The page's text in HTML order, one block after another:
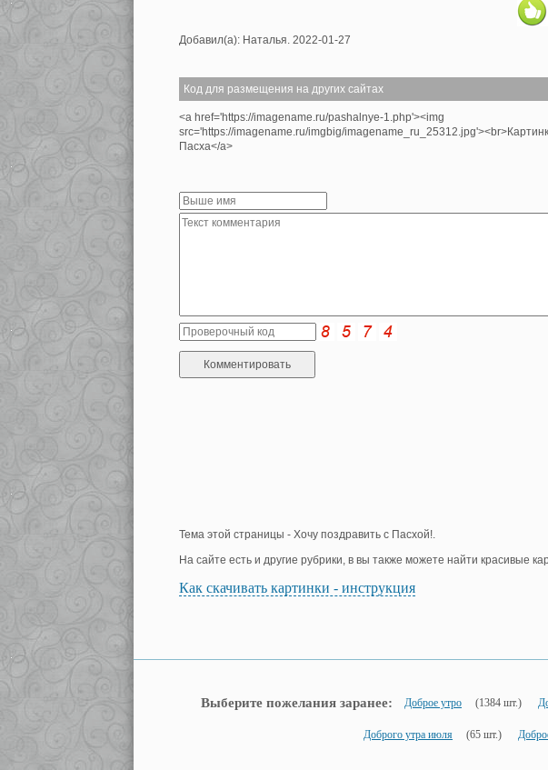
Добавил(а): Наталья. 2022-01-27
Код для размещения на других сайтах
<a href='https://imagename.ru/pashalnye-1.php'><img
src='https://imagename.ru/imgbig/
Пасха</a>
Тема этой страницы - Хочу поздравить с Пасхой!.
На сайте есть и другие рубрики, в вы также можете найти красивые
Как скачивать картинки - инструкция
Выберите пожелания заранее: Доброе утро (1384 шт.)
Доброго утра июля (65 шт.)